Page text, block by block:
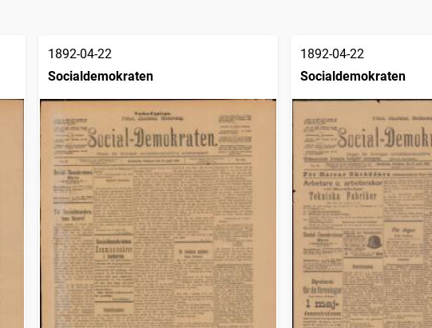
1892-04-22
Socialdemokraten
1892-04-22
Socialdemokraten